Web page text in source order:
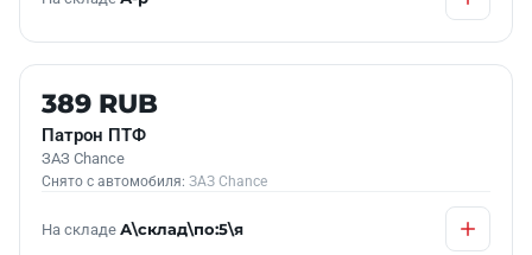
Б/У В НАЛИЧИИ
389 RUB
Патрон ПТФ
ЗАЗ Chance
Снято с автомобиля: ЗАЗ Chance
На складе А\склад\по:5\я